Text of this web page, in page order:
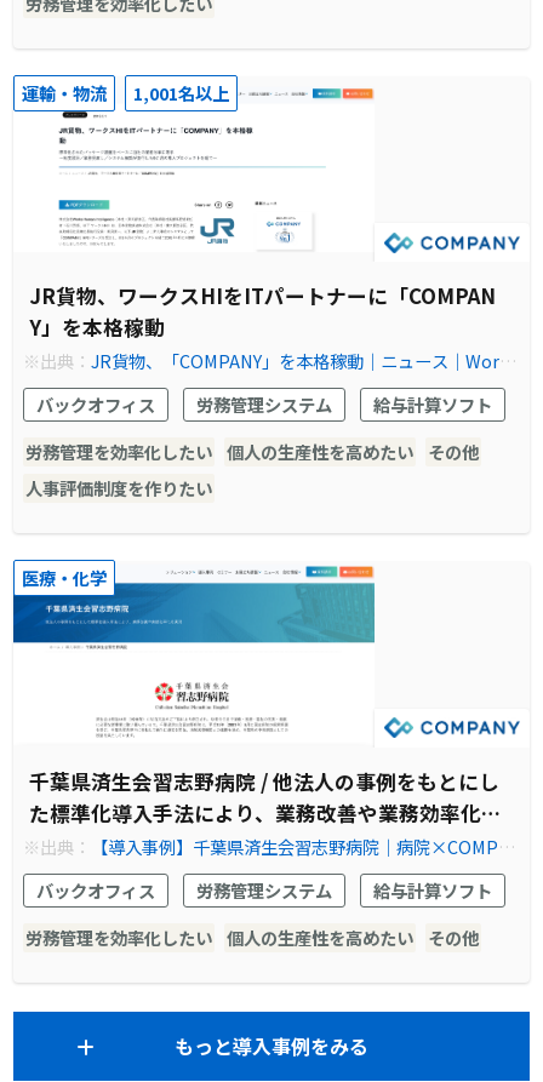
運輸・物流 1,001名以上
JR貨物、ワークスHIをITパートナーに「COMPAN
Y」を本格稼動
※出典：JR貨物、「COMPANY」を本格稼動｜ニュース｜Works
Human Intelligence
バックオフィス 労務管理システム
給与計算ソフト
労務管理を効率化したい 個人の生産性を高めたい
その他
人事評価制度を作りたい
医療・化学
千葉県済生会習志野病院 / 他法人の事例をもとにし
た標準化導入手法により、業務改善や業務効率化を
実現
※出典：
【導入事例】千葉県済生会習志野病院｜病院×COMPA
NY
バックオフィス 労務管理システム
給与計算ソフト
労務管理を効率化したい 個人の生産性を高めたい その他
もっと導入事例をみる